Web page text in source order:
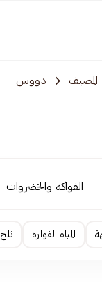
المصيف دووس
الفواكه والخضروات
المياه الفوارة ثلج